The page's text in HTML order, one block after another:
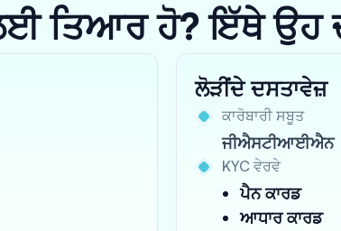
ਤਿਆਰ ਹੋ? ਇੱਥੇ ਉਹ
ਲੋੜੀਂਦੇ ਦਸਤਾਵੇਜ਼
ਕਾਰੋਬਾਰੀ ਸਬੂਤ
ਜੀਐਸਟੀਆਈਐਨ
KYC ਵੇਰਵੇ
ਪੈਨ ਕਾਰਡ
ਆਧਾਰ ਕਾਰਡ